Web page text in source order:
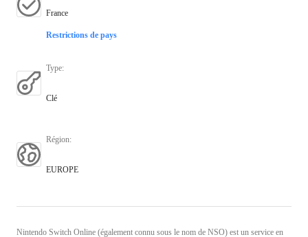
France
Restrictions de pays
Type:
Clé
Région:
EUROPE
Nintendo Switch Online (également connu sous le nom de NSO) est un service en